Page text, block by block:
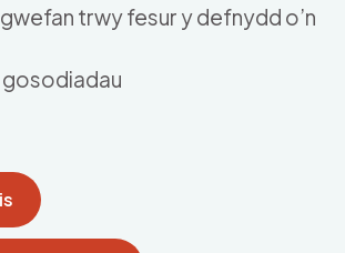
trwy fesur y defnydd o’n